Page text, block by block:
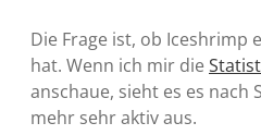
Die Frage ist, ob Iceshrimp
hat. Wenn ich mir die
anschaue, sieht es es nach
mehr sehr aktiv aus.